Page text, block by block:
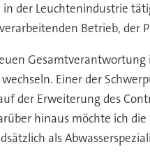
der Leuchtenindustrie
Betrieb,
Einer der
der Erweiterung des
hinaus möchte ich
als